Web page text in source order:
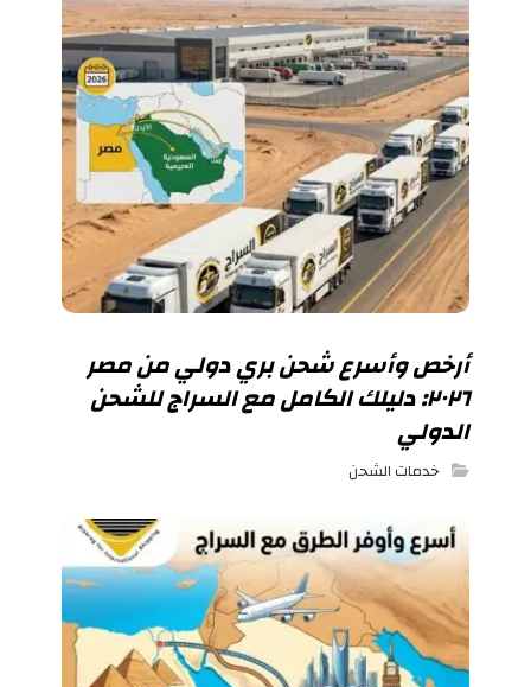
أرخص وأسرع شحن بري دولي من مصر
٢٠٢٦: دليلك الكامل مع السراج للشحن
الدولي
خدمات الشحن